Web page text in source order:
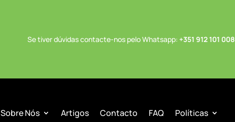
Se tiver dúvidas contacte-nos pelo Whatsapp: +351 912 101 008
Sobre Nós Artigos Contacto FAQ Políticas